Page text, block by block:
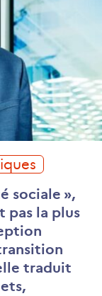
sociale »,
pas la plus
traduit